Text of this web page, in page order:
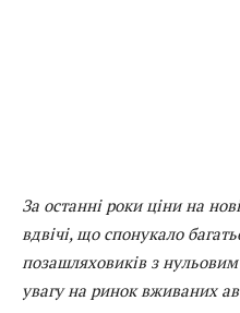
За останні роки ціни на
вдвічі, що спонукало
позашляховиків з
увагу на ринок вживаних